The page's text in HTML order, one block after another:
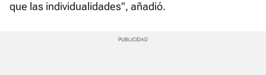
que las individualidades", añadió.